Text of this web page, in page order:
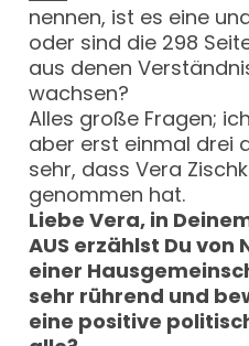
nennen, ist es eine
oder sind die 298
aus denen
wachsen?
Alles große Fragen;
aber erst einmal drei
sehr, dass Vera
genommen hat.
Liebe Vera, in
AUS erzählst Du von
einer
sehr rührend und
eine positive